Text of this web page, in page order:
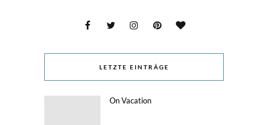
LETZTE EINTRÄGE
On Vacation